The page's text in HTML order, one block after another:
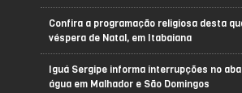
Confira a programação religiosa desta
véspera de Natal, em Itabaiana
Iguá Sergipe informa interrupções no
água em Malhador e São Domingos